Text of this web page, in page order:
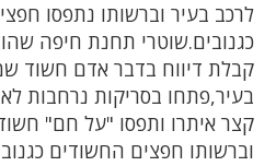
לרכב בעיר וברשותו נתפסו
כגנובים.שוטרי תחנת חיפה
קבלת דיווח בדבר אדם חשוד
בעיר,פתחו בסריקות נרחבות
קצר איתרו ותפסו "על חם"
וברשותו חפצים החשודים